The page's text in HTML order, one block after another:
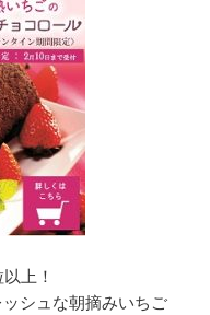
上！
シュな朝摘みいちご